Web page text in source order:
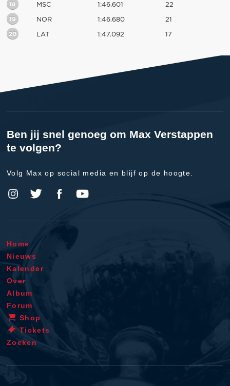
18 MSC 1:46.601 22
19 NOR 1:46.680 21
20 LAT 1:47.092 17
Ben jij snel genoeg om Max Verstappen
te volgen?
Volg Max op social media en blijf op de hoogte.
Home
Nieuws
Kalender
Over
Album
Forum
Shop
Tickets
Zoeken